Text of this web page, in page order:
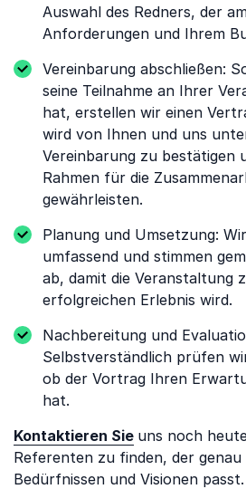
Auswahl des Redners, der
Anforderungen und Ihrem
Vereinbarung abschließen:
seine Teilnahme an Ihrer
hat, erstellen wir einen
wird von Ihnen und uns
Vereinbarung zu bestätigen
Rahmen für die
gewährleisten.
Planung und Umsetzung:
umfassend und stimmen
ab, damit die Veranstaltung
erfolgreichen Erlebnis wird.
Nachbereitung und
Selbstverständlich prüfen
ob der Vortrag Ihren
hat.
Kontaktieren Sie uns noch
Referenten zu finden, der
Bedürfnissen und Visionen